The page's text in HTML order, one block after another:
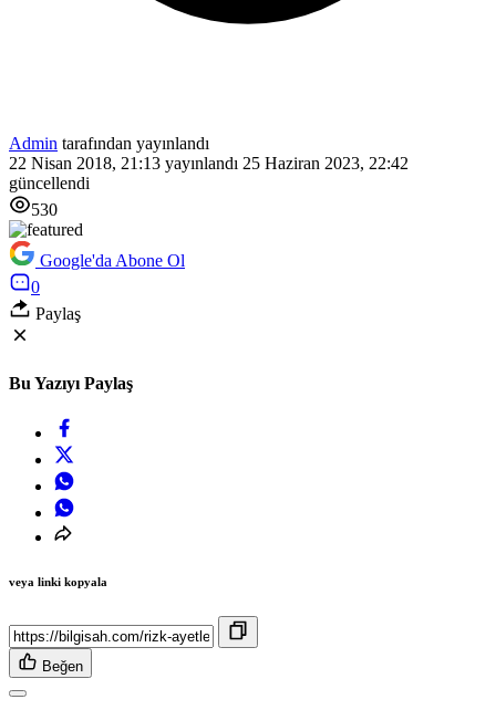
Admin tarafından yayınlandı
22 Nisan 2018, 21:13 yayınlandı 25 Haziran 2023, 22:42
güncellendi
530
Google'da Abone Ol
0
Paylaş
Bu Yazıyı Paylaş
veya linki kopyala
Beğen